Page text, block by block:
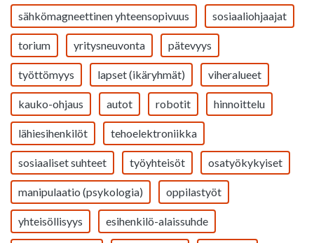
sähkömagneettinen yhteensopivuus sosiaaliohjaajat
torium yritysneuvonta pätevyys
työttömyys lapset (ikäryhmät) viheralueet
kauko-ohjaus autot robotit hinnoittelu
lähiesihenkilöt tehoelektroniikka
sosiaaliset suhteet työyhteisöt osatyökykyiset
manipulaatio (psykologia) oppilastyöt
yhteisöllisyys esihenkilö-alaissuhde